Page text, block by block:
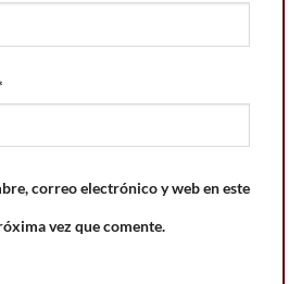
correo electrónico y web en este
vez que comente.